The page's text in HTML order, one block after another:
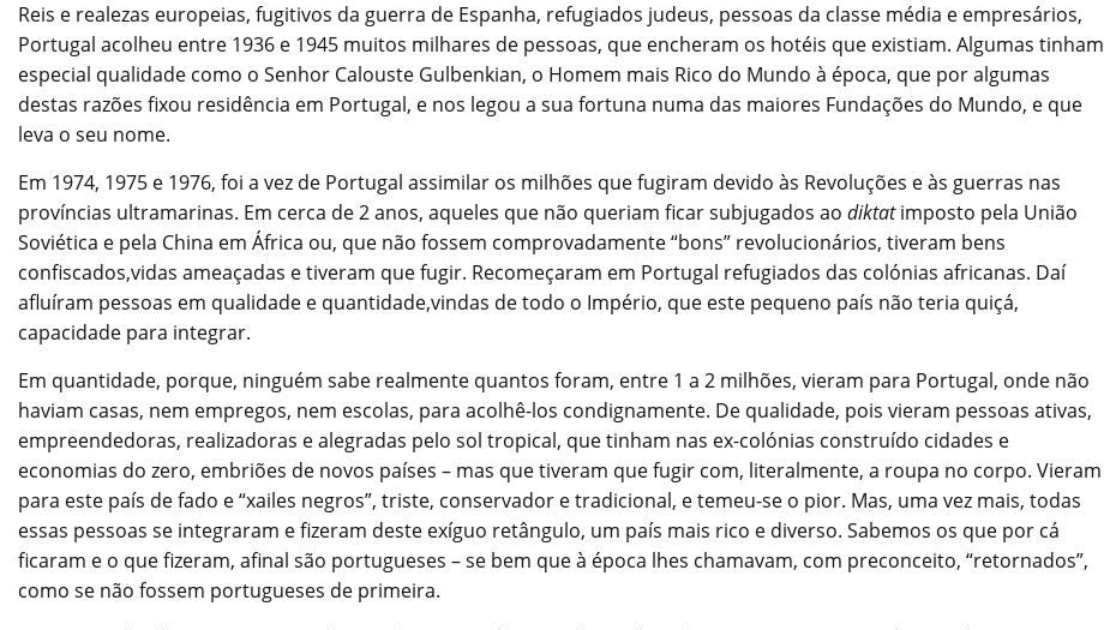
Reis e realezas europeias, fugitivos da guerra de Espanha, refugiados judeus, pessoas da classe média e empresários,
Portugal acolheu entre 1936 e 1945 muitos milhares de pessoas, que encheram os hotéis que existiam. Algumas tinham
especial qualidade como o Senhor Calouste Gulbenkian, o Homem mais Rico do Mundo à época, que por algumas
destas razões fixou residência em Portugal, e nos legou a sua fortuna numa das maiores Fundações do Mundo, e que
leva o seu nome.
Em 1974, 1975 e 1976, foi a vez de Portugal assimilar os milhões que fugiram devido às Revoluções e às guerras nas
províncias ultramarinas. Em cerca de 2 anos, aqueles que não queriam ficar subjugados ao diktatimposto pela União
Soviética e pela China em África ou, que não fossem comprovadamente “bons” revolucionários, tiveram bens
confiscados,vidas ameaçadas e tiveram que fugir. Recomeçaram em Portugal refugiados das colónias africanas. Daí
afluíram pessoas em qualidade e quantidade,vindas de todo o Império, que este pequeno país não teria quiçá,
capacidade para integrar.
Em quantidade, porque, ninguém sabe realmente quantos foram, entre 1 a 2 milhões, vieram para Portugal, onde não
haviam casas, nem empregos, nem escolas, para acolhê-los condignamente. De qualidade, pois vieram pessoas ativas,
empreendedoras, realizadoras e alegradas pelo sol tropical, que tinham nas ex-colónias construído cidades e
economias do zero, embriões de novos países – mas que tiveram que fugir com, literalmente, a roupa no corpo. Vieram
para este país de fado e “xailes negros”, triste, conservador e tradicional, e temeu-se o pior. Mas, uma vez mais, todas
essas pessoas se integraram e fizeram deste exíguo retângulo, um país mais rico e diverso. Sabemos os que por cá
ficaram e o que fizeram, afinal são portugueses – se bem que à época lhes chamavam, com preconceito, “retornados”,
como se não fossem portugueses de primeira.